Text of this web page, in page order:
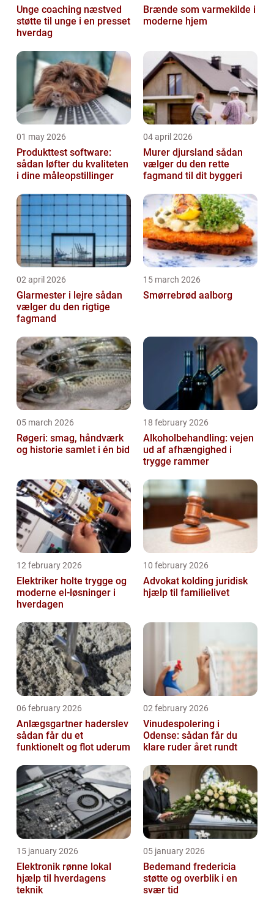
Unge coaching næstved
støtte til unge i en presset
hverdag
Brænde som varmekilde i
moderne hjem
01 may 2026
Produkttest software:
sådan løfter du kvaliteten
i dine måleopstillinger
04 april 2026
Murer djursland sådan
vælger du den rette
fagmand til dit byggeri
02 april 2026
Glarmester i lejre sådan
vælger du den rigtige
fagmand
15 march 2026
Smørrebrød aalborg
05 march 2026
Røgeri: smag, håndværk
og historie samlet i én bid
18 february 2026
Alkoholbehandling: vejen
ud af afhængighed i
trygge rammer
12 february 2026
Elektriker holte trygge og
moderne el-løsninger i
hverdagen
10 february 2026
Advokat kolding juridisk
hjælp til familielivet
06 february 2026
Anlægsgartner haderslev
sådan får du et
funktionelt og flot uderum
02 february 2026
Vinudespolering i
Odense: sådan får du
klare ruder året rundt
15 january 2026
Elektronik rønne lokal
hjælp til hverdagens
teknik
05 january 2026
Bedemand fredericia
støtte og overblik i en
svær tid